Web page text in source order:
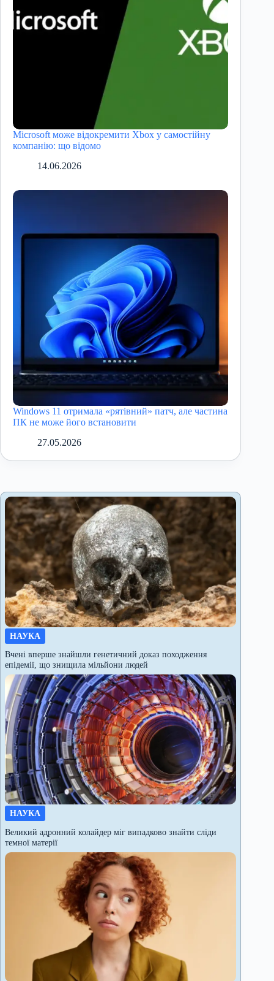
Microsoft може відокремити Xbox у самостійну
компанію: що відомо
14.06.2026
Windows 11 отримала «рятівний» патч, але частина
ПК не може його встановити
27.05.2026
НАУКА
Вчені вперше знайшли генетичний доказ походження
епідемії, що знищила мільйони людей
НАУКА
Великий адронний колайдер міг випадково знайти сліди
темної матерії